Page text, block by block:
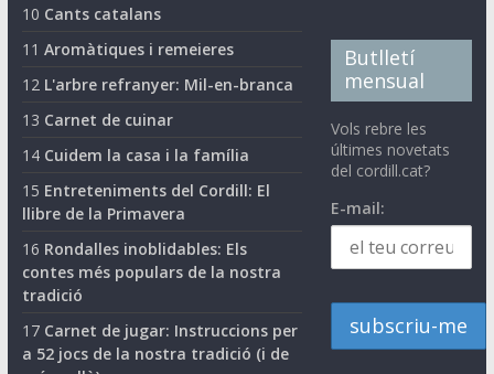
10 Cants catalans
11 Aromàtiques i remeieres
12 L'arbre refranyer: Mil-en-branca
13 Carnet de cuinar
14 Cuidem la casa i la família
15 Entreteniments del Cordill: El
llibre de la Primavera
16 Rondalles inoblidables: Els
contes més populars de la nostra
tradició
17 Carnet de jugar: Instruccions per
a 52 jocs de la nostra tradició (i de
Butlletí
mensual
Vols rebre les
últimes novetats
del cordill.cat?
E-mail: